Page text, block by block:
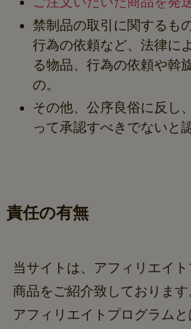
禁制品の取引に関するも
行為の依頼など、法律に
る物品、行為の依頼や斡
の。
その他、公序良俗に反し
って承認すべきでないと
責任の有無
当サイトは、アフィリエイ
商品をご紹介致しております
アフィリエイトプログラム